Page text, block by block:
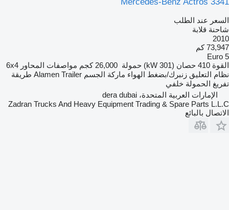
السعر عند الطلب
شاحنة قلابة
2010
73,947 كم
Euro 5
القوة 410 حصان (301 kW) حمولة 26,000 كجم مواصفات المحاور 6x4
نظام التعليق زنبرك/بضغط الهواء ماركة الجسم Alamen Trailer طريقة
تفريغ الحمولة خلفي
الإمارات العربية المتحدة، dera dubai
Zadran Trucks And Heavy Equipment Trading & Spare Parts L.L.C
الاتصال بالبائع